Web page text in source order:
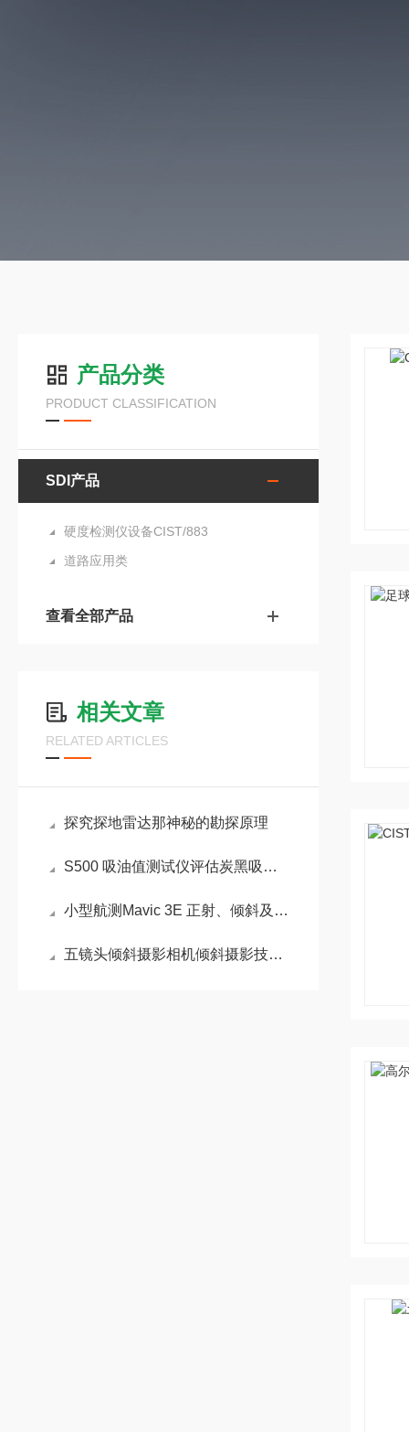
产品分类
PRODUCT CLASSIFICATION
SDI产品
硬度检测仪设备CIST/883
道路应用类
查看全部产品
相关文章
RELATED ARTICLES
探究探地雷达那神秘的勘探原理
S500 吸油值测试仪评估炭黑吸附油脂能力的测试
小型航测Mavic 3E 正射、倾斜及贴近摄影测量实测介绍
五镜头倾斜摄影相机倾斜摄影技术带你感受真实直观世界